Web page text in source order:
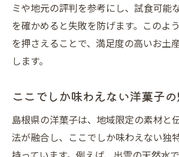
ミや地元の評判を参考にし、試食可能
を確かめると失敗を防げます。このよ
を押さえることで、満足度の高いお土
します。
ここでしか味わえない洋菓子
島根県の洋菓子は、地域限定の素材と
法が融合し、ここでしか味わえない独